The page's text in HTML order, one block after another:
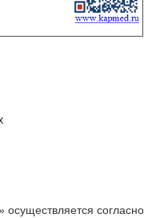
согласно